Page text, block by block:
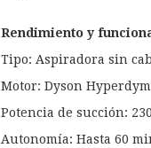
Rendimiento y
Tipo: Aspiradora sin
Motor: Dyson
Potencia de succión:
Autonomía: Hasta 60